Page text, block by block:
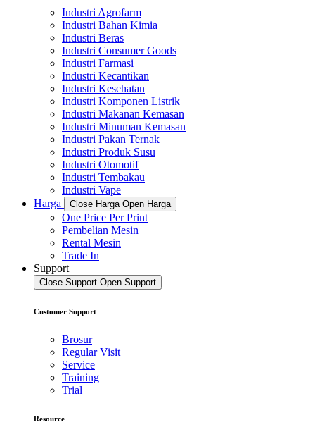
Industri Agrofarm
Industri Bahan Kimia
Industri Beras
Industri Consumer Goods
Industri Farmasi
Industri Kecantikan
Industri Kesehatan
Industri Komponen Listrik
Industri Makanan Kemasan
Industri Minuman Kemasan
Industri Pakan Ternak
Industri Produk Susu
Industri Otomotif
Industri Tembakau
Industri Vape
Harga
Close Harga Open Harga
One Price Per Print
Pembelian Mesin
Rental Mesin
Trade In
Support
Close Support Open Support
Customer Support
Brosur
Regular Visit
Service
Training
Trial
Resource